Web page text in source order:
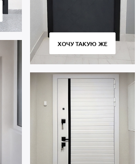
ХОЧУ ТАКУЮ ЖЕ